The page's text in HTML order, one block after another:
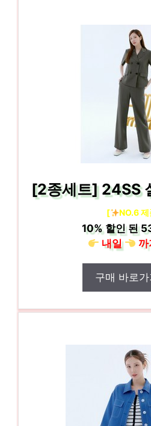
[2종세트] 24SS
[ NO.6
10%할인 된
내일
까
구매 바로가